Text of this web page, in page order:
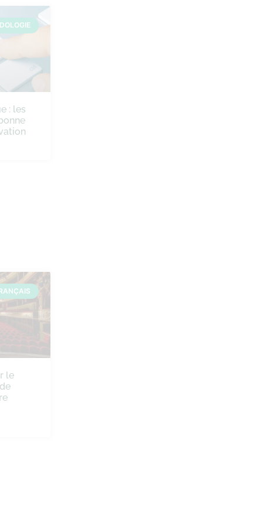
: les
le